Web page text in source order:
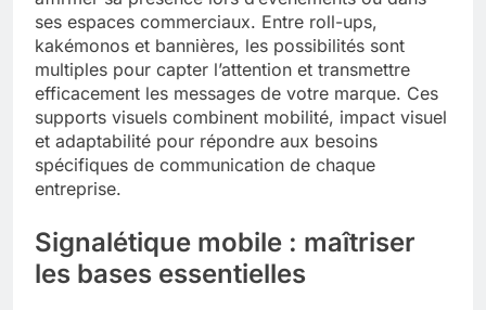
Tout savoir sur les impatiens de
nouvelle guinée : culture et entretien
5 Mois Ago
Quels sont les inconvénients de
l’eucalyptus gunnii pour votre jardin
À partir de quel montant la CAF porte
ses espaces commerciaux. Entre roll-ups,
kakémonos et bannières, les possibilités sont
multiples pour capter l’attention et transmettre
efficacement les messages de votre marque. Ces
supports visuels combinent mobilité, impact visuel
et adaptabilité pour répondre aux besoins
spécifiques de communication de chaque
entreprise.
Signalétique mobile : maîtriser
les bases essentielles